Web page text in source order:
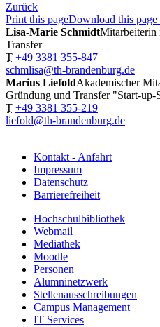
Zurück
Print this pageDownload this page
Lisa-Marie SchmidtMitarbeiterin
Transfer
T +49 3381 355-847
schmlisa@th-brandenburg.de
Marius LiefoldAkademischer
Gründung und Transfer "Start-
T +49 3381 355-219
liefold@th-brandenburg.de
Kontakt - Anfahrt
Impressum
Datenschutz
Barrierefreiheit
Hochschulbibliothek
Webmail
Mediathek
Moodle
Personen
Alumninetzwerk
Stellenausschreibungen
Campus Management
IT Services